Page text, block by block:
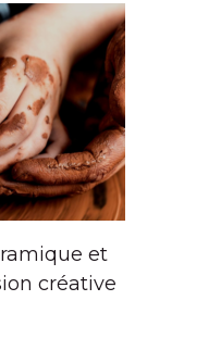
et
créative